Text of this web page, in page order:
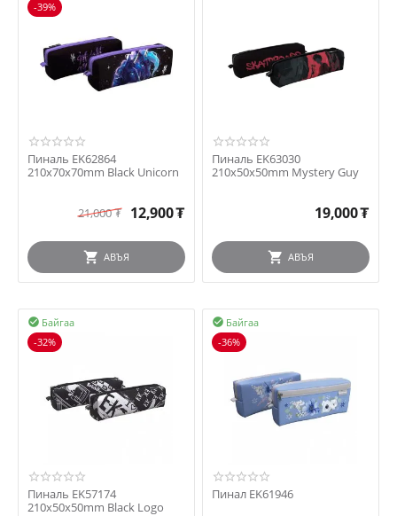
-39%
Пиналь EK62864
210x70x70mm Black Unicorn
21,000₮ 12,900₮
АВЪЯ
Пиналь EK63030
210x50x50mm Mystery Guy
19,000₮
АВЪЯ
Байгаа

-32%
Пиналь EK57174
210x50x50mm Black Logo
Байгаа

-36%
Пинал EK61946